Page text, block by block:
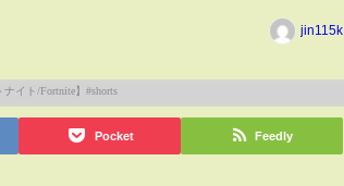
jin115k
Pocket Feedly